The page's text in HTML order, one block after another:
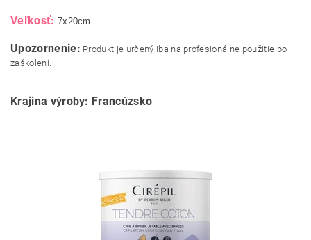
Veľkosť: 7x20cm
Upozornenie: Produkt je určený iba na profesionálne použitie po
zaškolení.
Krajina výroby: Francúzsko